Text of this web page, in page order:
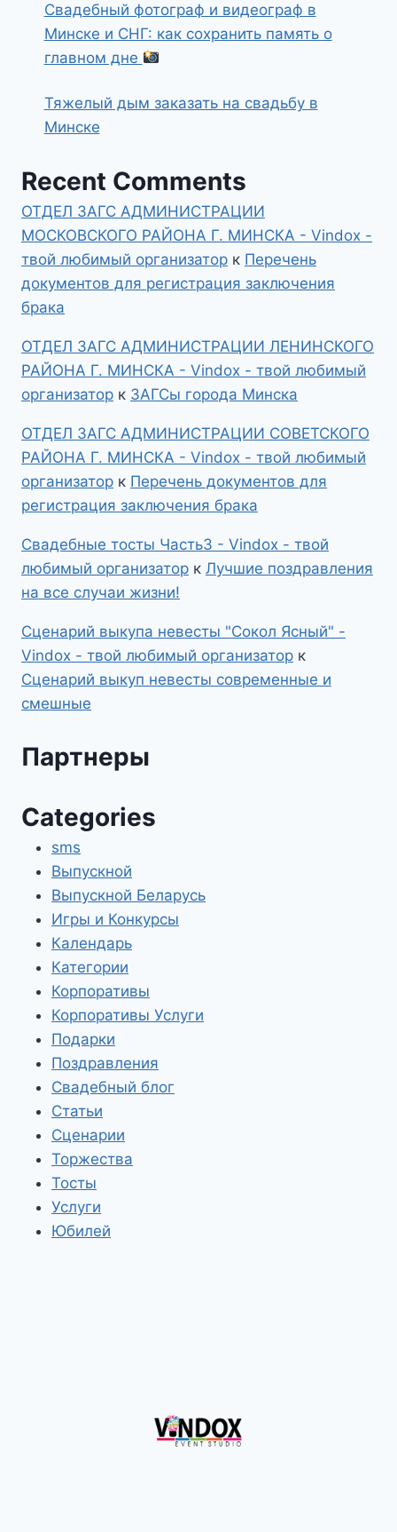
Свадебный фотограф и видеограф в
Минске и СНГ: как сохранить память о
главном дне
Тяжелый дым заказать на свадьбу в
Минске
Recent Comments
ОТДЕЛ ЗАГС АДМИНИСТРАЦИИ
МОСКОВСКОГО РАЙОНА Г. МИНСКА - Vindox -
твой любимый организатор к Перечень
документов для регистрация заключения
брака
ОТДЕЛ ЗАГС АДМИНИСТРАЦИИ ЛЕНИНСКОГО
РАЙОНА Г. МИНСКА - Vindox - твой любимый
организатор к ЗАГСы города Минска
ОТДЕЛ ЗАГС АДМИНИСТРАЦИИ СОВЕТСКОГО
РАЙОНА Г. МИНСКА - Vindox - твой любимый
организатор к Перечень документов для
регистрация заключения брака
Свадебные тосты Часть3 - Vindox - твой
любимый организатор к Лучшие поздравления
на все случаи жизни!
Сценарий выкупа невесты "Сокол Ясный" -
Vindox - твой любимый организатор к
Сценарий выкуп невесты современные и
смешные
Партнеры
Categories
sms
Выпускной
Выпускной Беларусь
Игры и Конкурсы
Календарь
Категории
Корпоративы
Корпоративы Услуги
Подарки
Поздравления
Свадебный блог
Статьи
Сценарии
Торжества
Тосты
Услуги
Юбилей